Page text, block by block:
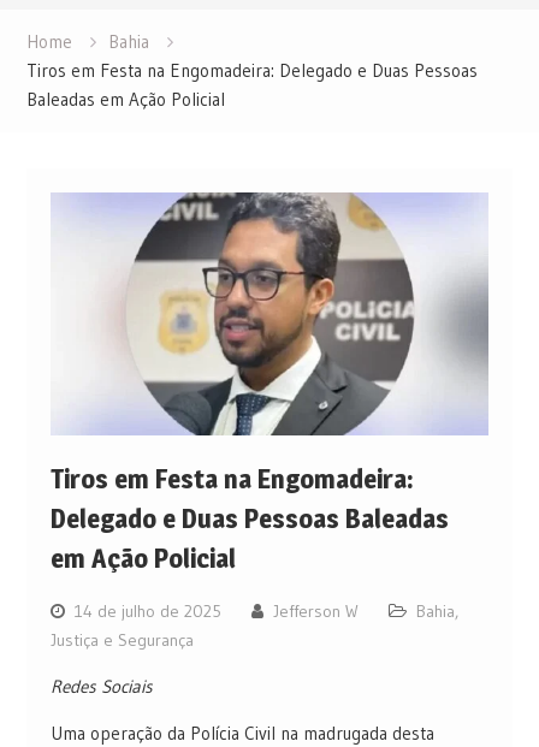
Home
Bahia
Tiros em Festa na Engomadeira: Delegado e Duas Pessoas
Baleadas em Ação Policial
Tiros em Festa na Engomadeira:
Delegado e Duas Pessoas Baleadas
em Ação Policial
14 de julho de 2025 Jefferson W Bahia,
Justiça e Segurança
Redes Sociais
Uma operação da Polícia Civil na madrugada desta